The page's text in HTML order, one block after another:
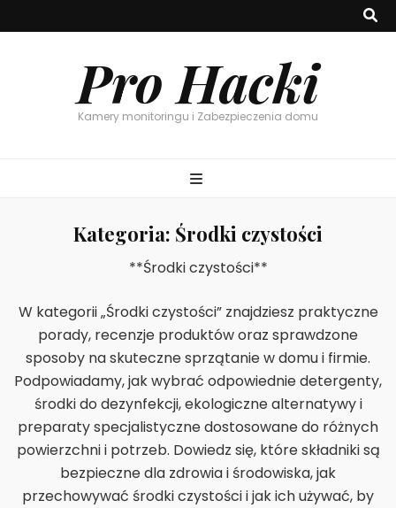
Pro Hacki
Kamery monitoringu i Zabezpieczenia domu
Kategoria: Środki czystości
**Środki czystości**
W kategorii „Środki czystości” znajdziesz praktyczne
porady, recenzje produktów oraz sprawdzone
sposoby na skuteczne sprzątanie w domu i firmie.
Podpowiadamy, jak wybrać odpowiednie detergenty,
środki do dezynfekcji, ekologiczne alternatywy i
preparaty specjalistyczne dostosowane do różnych
powierzchni i potrzeb. Dowiedz się, które składniki są
bezpieczne dla zdrowia i środowiska, jak
przechowywać środki czystości i jak ich używać, by